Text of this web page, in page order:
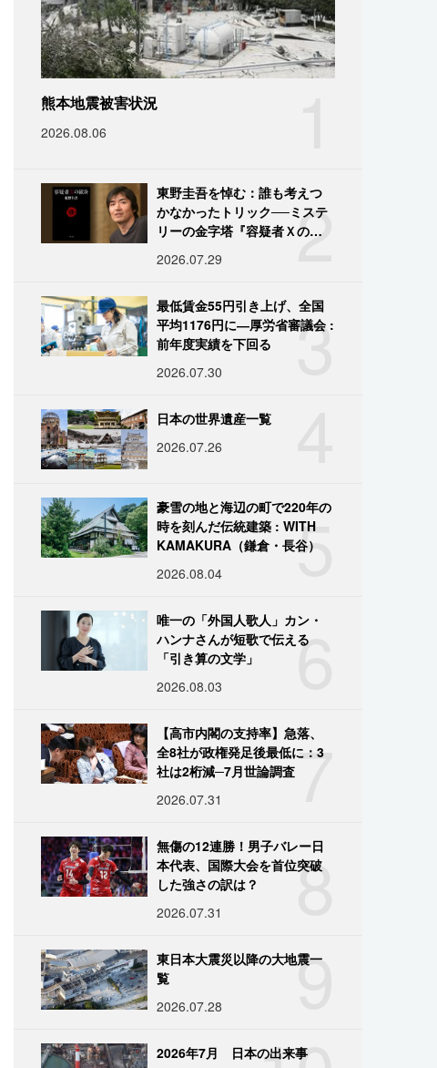
熊本地震被害状況
2026.08.06
2
東野圭吾を悼む：誰も考えつ
かなかったトリック──ミステ
リーの金字塔『容疑者Ｘの献
2026.07.29
3
最低賃金55円引き上げ、全国
平均1176円に―厚労省審議会 :
前年度実績を下回る
2026.07.30
日本の世界遺産一覧
2026.07.26
5
豪雪の地と海辺の町で220年の
時を刻んだ伝統建築 : WITH
KAMAKURA（鎌倉・長谷）
2026.08.04
6
唯一の「外国人歌人」カン・
ハンナさんが短歌で伝える
「引き算の文学」
2026.08.03
7
【高市内閣の支持率】急落、
全8社が政権発足後最低に：3
社は2桁減─7月世論調査
2026.07.31
8
無傷の12連勝！男子バレー日
本代表、国際大会を首位突破
した強さの訳は？
2026.07.31
9
東日本大震災以降の大地震一
覧
2026.07.28
2026年7月 日本の出来事